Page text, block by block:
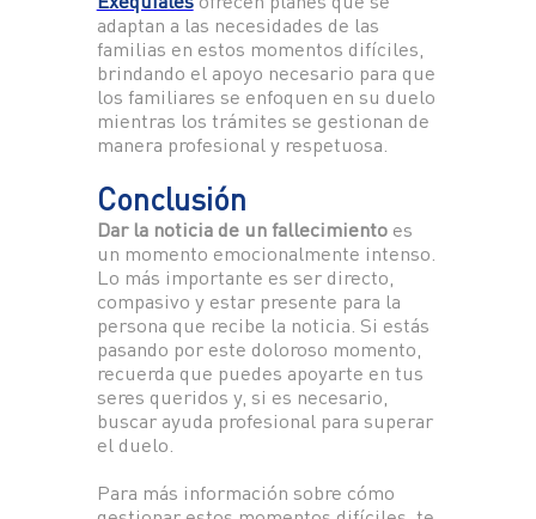
adaptan a las necesidades de las
familias en estos momentos difíciles,
brindando el apoyo necesario para que
los familiares se enfoquen en su duelo
mientras los trámites se gestionan de
manera profesional y respetuosa.
Conclusión
Dar la noticia de un fallecimientoes
un momento emocionalmente intenso.
Lo más importante es ser directo,
compasivo y estar presente para la
persona que recibe la noticia. Si estás
pasando por este doloroso momento,
recuerda que puedes apoyarte en tus
seres queridos y, si es necesario,
buscar ayuda profesional para superar
el duelo.
Para más información sobre cómo